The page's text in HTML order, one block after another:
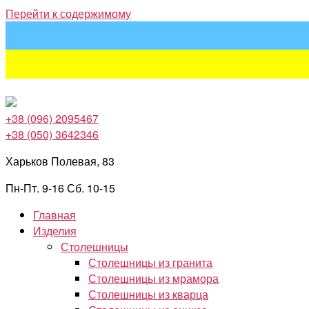
Перейти к содержимому
+38 (096) 2095467
+38 (050) 3642346
Харьков Полевая, 83
Пн-Пт. 9-16 Сб. 10-15
Главная
Изделия
Столешницы
Столешницы из гранита
Столешницы из мрамора
Столешницы из кварца